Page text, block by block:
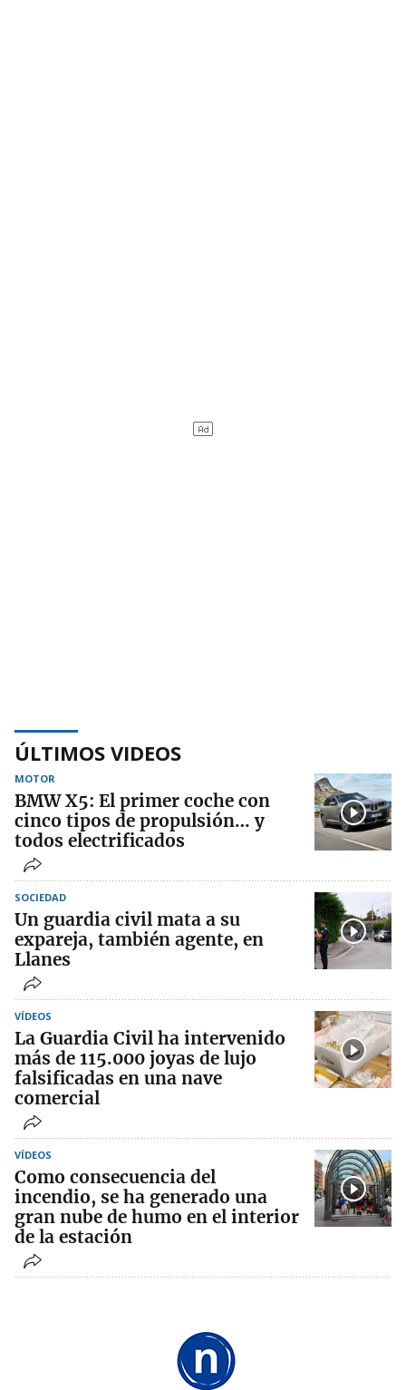
ÚLTIMOS VIDEOS
MOTOR
BMW X5: El primer coche con
cinco tipos de propulsión… y
todos electrificados
SOCIEDAD
Un guardia civil mata a su
expareja, también agente, en
Llanes
VÍDEOS
La Guardia Civil ha intervenido
más de 115.000 joyas de lujo
falsificadas en una nave
comercial
VÍDEOS
Como consecuencia del
incendio, se ha generado una
gran nube de humo en el interior
de la estación